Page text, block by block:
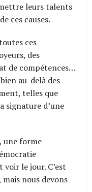
leurs talents
ces causes.
ces
des
de compétences…
au-delà des
telles que
signature d’une
une forme
le jour. C’est
mais nous devons